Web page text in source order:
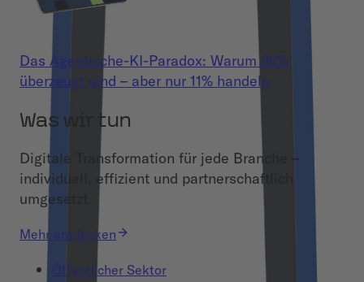
Das Agentische-KI-Paradox: Warum 86%
überzeugt sind – aber nur 11% handeln
Was wir tun
Digitale Transformation für jede Branche –
individuell, effizient und partnerschaftlich
umgesetzt.
Mehr entdecken
Öffentlicher Sektor